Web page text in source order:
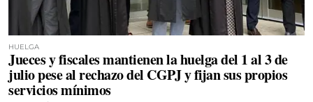
HUELGA
Jueces y fiscales mantienen la huelga del 1 al 3 de
julio pese al rechazo del CGPJ y fijan sus propios
servicios mínimos